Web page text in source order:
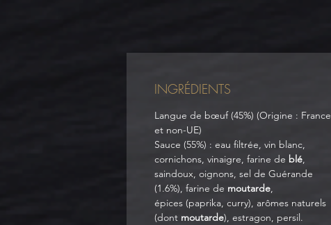
INGRÉDIENTS
Langue de bœuf (45%) (Origine : France
et non-UE)
Sauce (55%) : eau filtrée, vin blanc,
cornichons, vinaigre, farine de blé,
saindoux, oignons, sel de Guérande
(1.6%), farine de moutarde,
épices (paprika, curry), arômes naturels
(dont moutarde), estragon, persil.